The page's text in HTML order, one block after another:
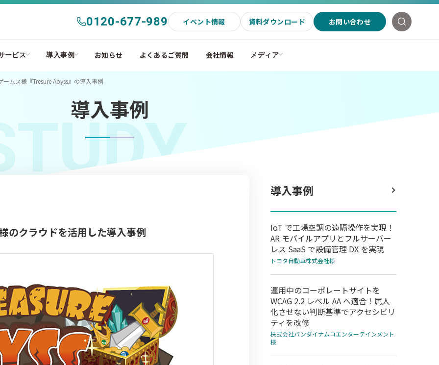
0120-677-989 イベント情報 資料ダウンロード お問い合わせ
ービス 導入事例 お知らせ よくあるご質問 会社情報 メディア
ムス様『Tresure Abyss』の導入事例
導入事例
のクラウドを活用した導入事例
導入事例
IoT で工場空調の遠隔操作を実現！
AR モバイルアプリとフルサーバー
レス SaaS で設備管理 DX を実現
トヨタ自動車株式会社様
運用中のコーポレートサイトを
WCAG 2.2 レベル AA へ適合！属人
化させない判断基準でアクセシビリ
ティを改修
株式会社バンダイナムコエンターテインメント
様